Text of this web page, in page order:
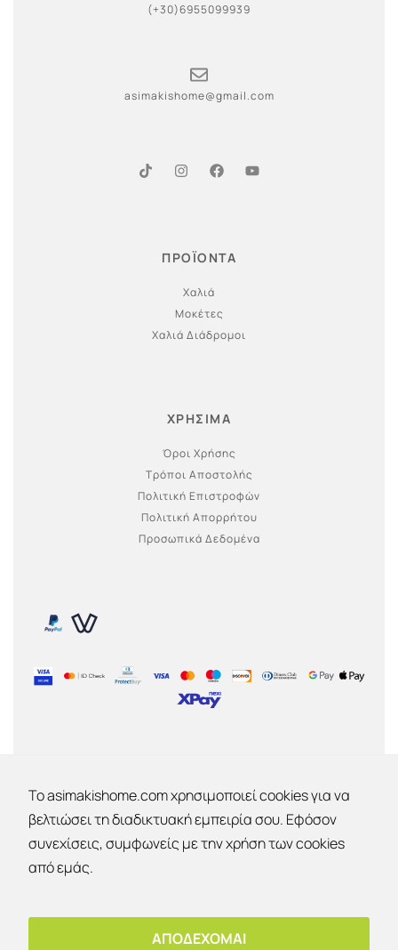
(+30)6955099939
asimakishome@gmail.com
ΠΡΟΪΟΝΤΑ
Χαλιά
Μοκέτες
Χαλιά Διάδρομοι
ΧΡΗΣΙΜΑ
Όροι Χρήσης
Τρόποι Αποστολής
Πολιτική Επιστροφών
Πολιτική Απορρήτου
Προσωπικά Δεδομένα
Εταιρία
Επικοινωνία
To asimakishome.com χρησιμοποιεί cookies για να
βελτιώσει τη διαδικτυακή εμπειρία σου. Εφόσον
συνεχίσεις, συμφωνείς με την χρήση των cookies
από εμάς.
ΑΠΟΔΕΧΟΜΑΙ
OK